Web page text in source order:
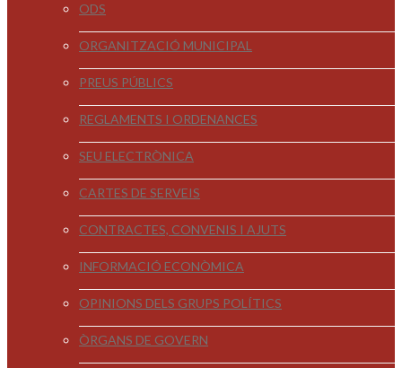
ODS
ORGANITZACIÓ MUNICIPAL
PREUS PÚBLICS
REGLAMENTS I ORDENANCES
SEU ELECTRÒNICA
CARTES DE SERVEIS
CONTRACTES, CONVENIS I AJUTS
INFORMACIÓ ECONÒMICA
OPINIONS DELS GRUPS POLÍTICS
ÒRGANS DE GOVERN